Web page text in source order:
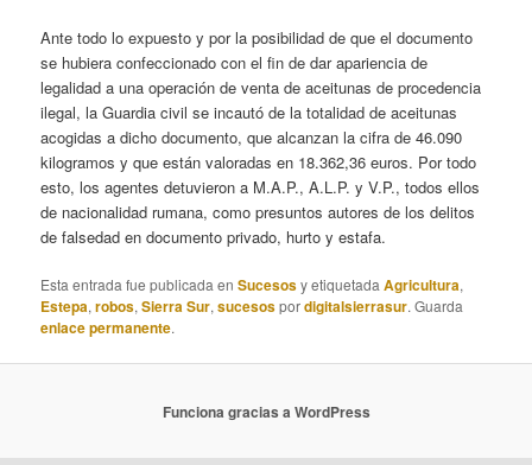
Ante todo lo expuesto y por la posibilidad de que el documento
se hubiera confeccionado con el fin de dar apariencia de
legalidad a una operación de venta de aceitunas de procedencia
ilegal, la Guardia civil se incautó de la totalidad de aceitunas
acogidas a dicho documento, que alcanzan la cifra de 46.090
kilogramos y que están valoradas en 18.362,36 euros. Por todo
esto, los agentes detuvieron a M.A.P., A.L.P. y V.P., todos ellos
de nacionalidad rumana, como presuntos autores de los delitos
de falsedad en documento privado, hurto y estafa.
Esta entrada fue publicada enSucesosy etiquetadaAgricultura,
Estepa,robos,Sierra Sur,sucesospordigitalsierrasur. Guarda
enlace permanente.
Funciona gracias a WordPress